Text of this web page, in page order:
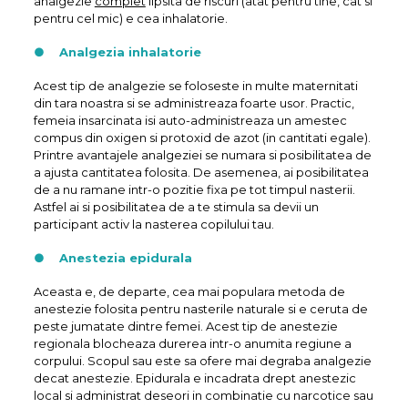
pentru cel mic) e cea inhalatorie.
● Analgezia inhalatorie
Acest tip de analgezie se foloseste in multe maternitati
din tara noastra si se administreaza foarte usor. Practic,
femeia insarcinata isi auto-administreaza un amestec
compus din oxigen si protoxid de azot (in cantitati egale).
Printre avantajele analgeziei se numara si posibilitatea de
a ajusta cantitatea folosita. De asemenea, ai posibilitatea
de a nu ramane intr-o pozitie fixa pe tot timpul nasterii.
Astfel ai si posibilitatea de a te stimula sa devii un
participant activ la nasterea copilului tau.
● Anestezia epidurala
Aceasta e, de departe, cea mai populara metoda de
anestezie folosita pentru nasterile naturale si e ceruta de
peste jumatate dintre femei. Acest tip de anestezie
regionala blocheaza durerea intr-o anumita regiune a
corpului. Scopul sau este sa ofere mai degraba analgezie
decat anestezie. Epidurala e incadrata drept anestezic
local si administrat deseori in combinatie cu narcotice sau